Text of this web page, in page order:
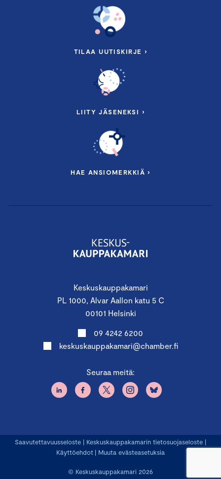
Keskuskauppakamari
PL 1000, Alvar Aallon katu 5 C
00101 Helsinki
09 4242 6200
keskuskauppakamari@chamber.fi
Seuraa meitä:
TILAA UUTISKIRJE ›
LIITY JÄSENEKSI ›
HAE ANSIOMERKKIÄ ›
© Keskuskauppakamari 2026
Saavutettavuusseloste | Keskuskauppakamarin tietosuojaseloste |
Käyttöehdot | Muuta evästeasetuksia